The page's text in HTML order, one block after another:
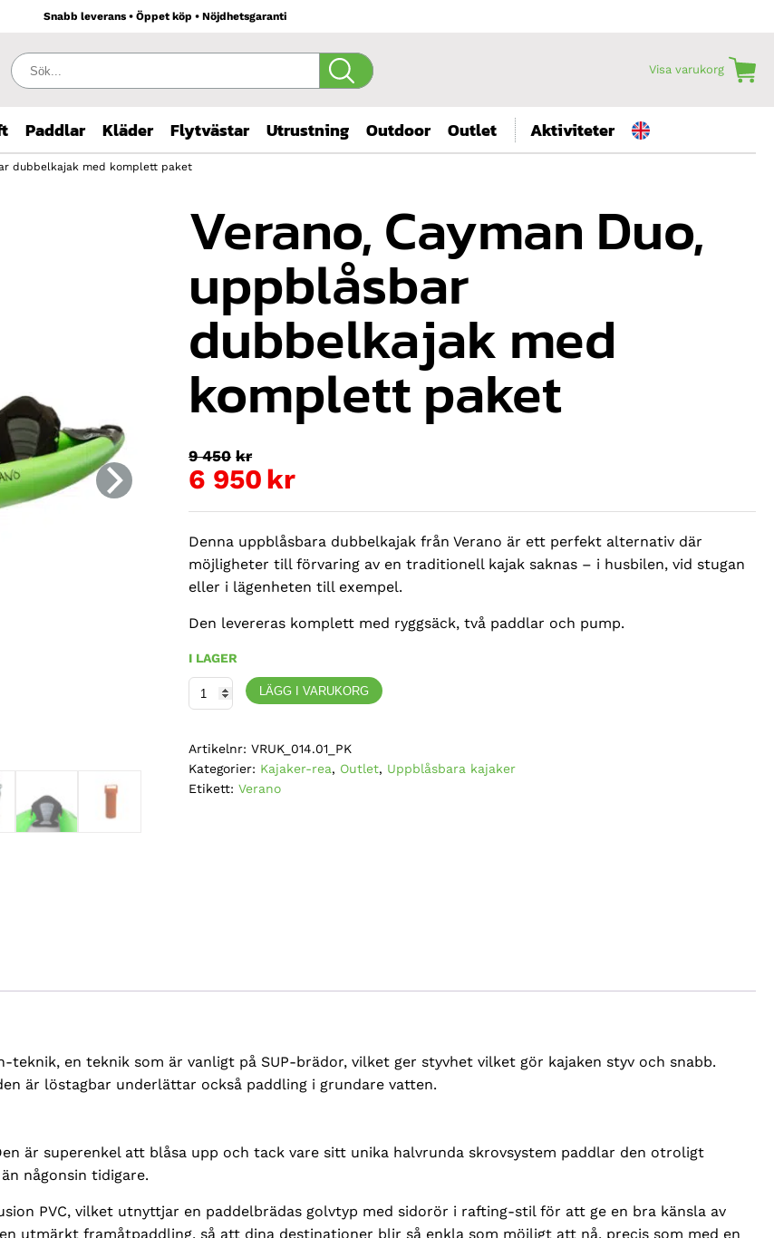
Snabb leverans • Öppet köp • Nöjdhetsgaranti
Sök: Visa varukorg
Paddlar Kläder Flytvästar Utrustning Outdoor Outlet Aktiviteter
dubbelkajak med komplett paket
Verano, Cayman Duo,
uppblåsbar
dubbelkajak med
komplett paket
9 450 krDet
ursprungliga
priset
var:
9
450kr.
6 950 kr
Det
nuvarande
priset
är:
6
Denna uppblåsbara dubbelkajak från Verano är ett perfekt alternativ där
möjligheter till förvaring av en traditionell kajak saknas – i husbilen, vid stugan
eller i lägenheten till exempel.
Den levereras komplett med ryggsäck, två paddlar och pump.
I LAGER
Verano,
Cayman
uppblåsbar
dubbelkajak
LÄGG I VARUKORG
Artikelnr:VRUK_014.01_PK
Kategorier: Kajaker-rea, Outlet, Uppblåsbara kajaker
Etikett:Verano
en teknik som är vanligt på SUP-brädor, vilket ger styvhet vilket gör kajaken styv och snabb.
är löstagbar underlättar också paddling i grundare vatten.
är superenkel att blåsa upp och tack vare sitt unika halvrunda skrovsystem paddlar den otroligt
någonsin tidigare.
PVC, vilket utnyttjar en paddelbrädas golvtyp med sidorör i rafting-stil för att ge en bra känsla av
utmärkt framåtpaddling, så att dina destinationer blir så enkla som möjligt att nå, precis som med en